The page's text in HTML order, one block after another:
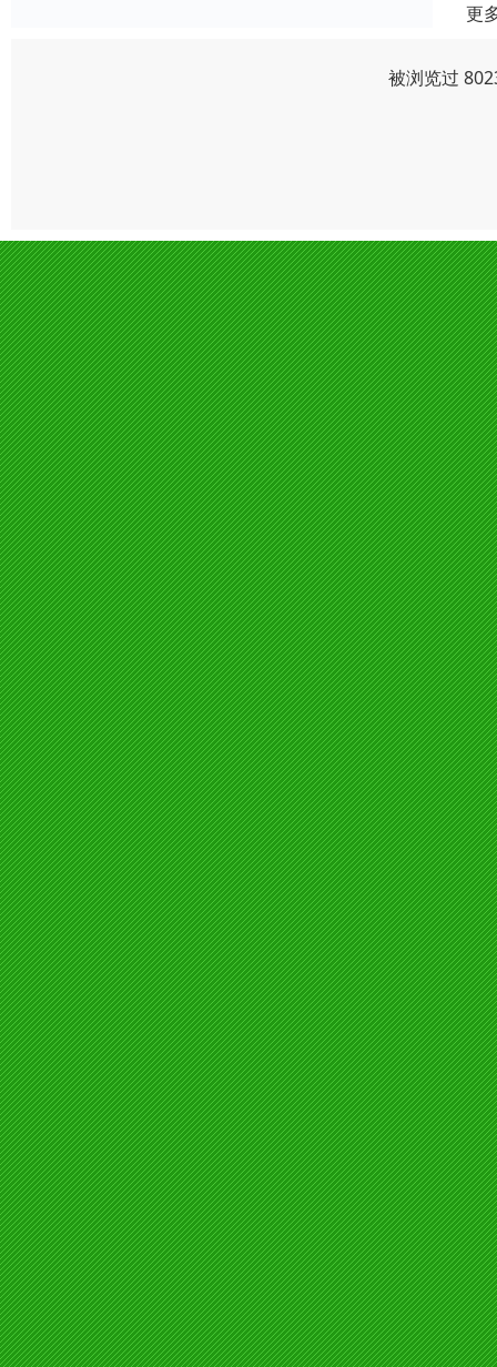
更
被浏览过